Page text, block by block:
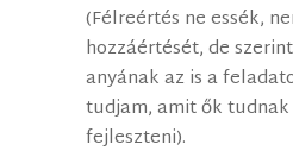
(Félreértés ne essék,
hozzáértését, de
anyának az is a
tudjam, amit ők
fejleszteni).